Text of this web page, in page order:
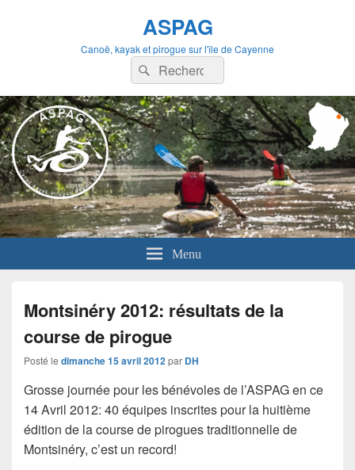
ASPAG
Canoë, kayak et pirogue sur l'île de Cayenne
Recherche :
Rechercher
Menu
Montsinéry 2012: résultats de la
course de pirogue
Posté le dimanche 15 avril 2012 par DH
Grosse journée pour les bénévoles de l’ASPAG en ce
14 Avril 2012: 40 équipes inscrites pour la huitième
édition de la course de pirogues traditionnelle de
Montsinéry, c’est un record!